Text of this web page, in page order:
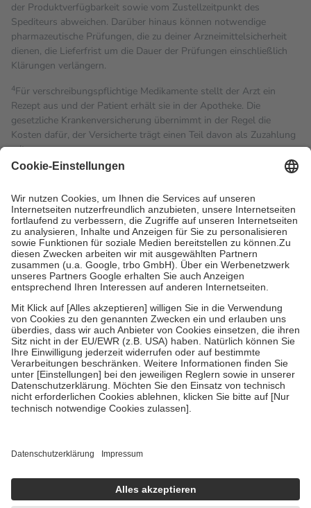
der Produktverfügbarkeit sowie vom Zustellzeitpunkt des
Spediteurs abweichen. Darüber hinaus können notwendige
pharmazeutische Prüfungen, die zu deiner Arzneimittelsicherheit
dienen, die Lieferfrist um die Dauer der Prüfungen einschließlich
Klärungen verlängern.
4Für verschreibungspflichtige Medikamente stellt der Arzt ein
Rezept aus und der Patient erhält sie in der Apotheke. Die
gesetzliche Krankenversicherung übernimmt in der Regel die
Kosten dafür, der Versicherte trägt einen Teil davon als Zuzahlung
mit.
Grundsätzlich leisten Mitglieder Zuzahlungen in Höhe von zehn
höchstens zehn Euro.
Es sind jedoch nie mehr als die
tatsächlichen Kosten der Leistung zu entrichten.
Diese Regeln gelten grundsätzlich auch für Online-Apotheken.
Bei Heilmitteln und häuslicher Krankenpflege beträgt die
Zuzahlung zehn Prozent der Kosten sowie zehn Euro je
Verordnung.
Um das Engagement der Versicherten für ihre eigene Gesundheit
zu stärken und die besondere Stellung der Familie zu unterstützen,
fallenkeine Zuzahlungenan bei:
• Kindern und Jugendlichen bis zum vollendeten 18. Lebensjahr
mit Ausnahme der Fahrkosten
• Untersuchungen zur Vorsorge und Früherkennung, die von der
GKV getragen werden
• empfohlenen Schutzimpfungen
• Harn- und Blutteststreifen
getroffen, um sicherzustellen, dass es sich um echte Bewertungen
https://help.etrusted.com/hc/de/articles/4419944605341